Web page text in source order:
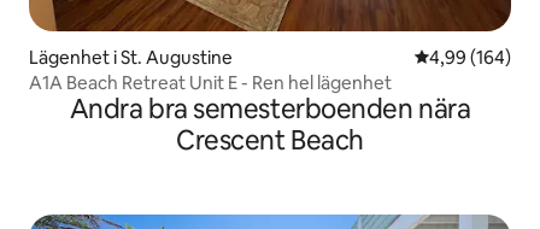
Lägenhet i St. Augustine 4,99 av 5 i
4,99 (164)
A1A Beach Retreat Unit E - Ren hel lägenhet
Andra bra semesterboenden nära
Crescent Beach